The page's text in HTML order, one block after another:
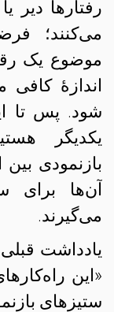
رفتارها دیر
می‌کنند؛
موضوع یک
اندازهٔ
شود. پس تا
یکدیگر
بازنمودی
آن‌ها برای
می‌گیرند.
یادداشت
«این
ستیزهای